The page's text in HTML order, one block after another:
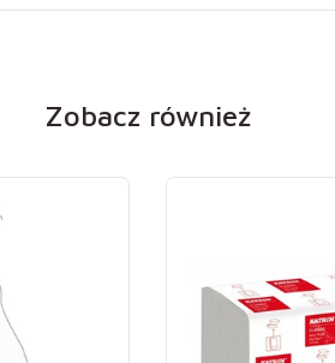
Zobacz również